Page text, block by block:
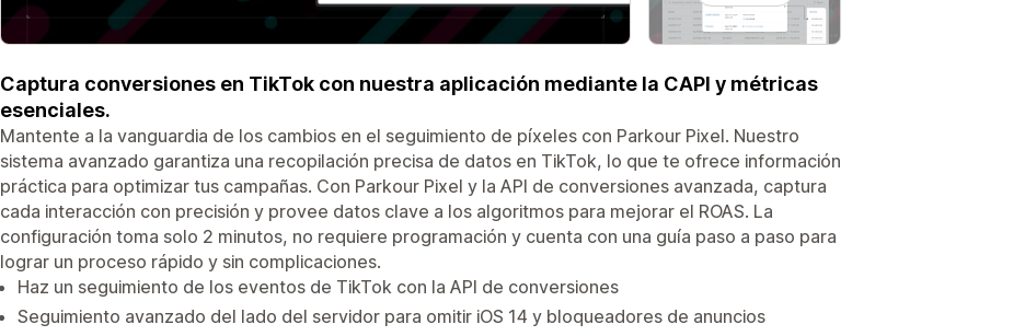
Captura conversiones en TikTok con nuestra aplicación mediante la CAPI y métricas
esenciales.
Mantente a la vanguardia de los cambios en el seguimiento de píxeles con Parkour Pixel. Nuestro
sistema avanzado garantiza una recopilación precisa de datos en TikTok, lo que te ofrece información
práctica para optimizar tus campañas. Con Parkour Pixel y la API de conversiones avanzada, captura
cada interacción con precisión y provee datos clave a los algoritmos para mejorar el ROAS. La
configuración toma solo 2 minutos, no requiere programación y cuenta con una guía paso a paso para
lograr un proceso rápido y sin complicaciones.
Haz un seguimiento de los eventos de TikTok con la API de conversiones
Seguimiento avanzado del lado del servidor para omitir iOS 14 y bloqueadores de anuncios